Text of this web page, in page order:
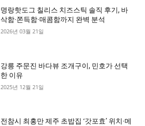
명랑핫도그 칠리스 치즈스틱 솔직 후기, 바
삭함·쫀득함·매콤함까지 완벽 분석
2026년 03월 21일
강릉 주문진 바다뷰 조개구이, 민호가 선택
한 이유
2025년 12월 21일
전참시 최홍만 제주 초밥집 ‘갓포효’ 위치·메